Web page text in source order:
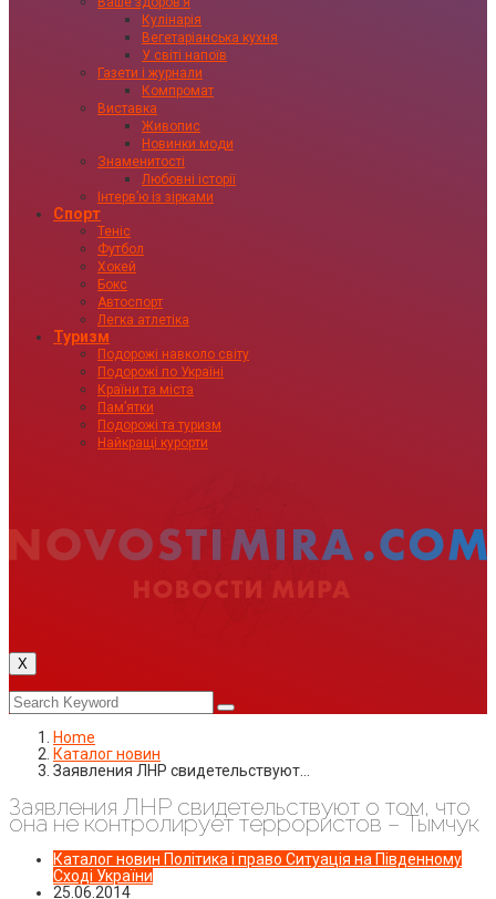
Кулінарія
Вегетаріанська кухня
У світі напоїв
Газети і журнали
Компромат
Виставка
Живопис
Новинки моди
Знаменитості
Любовні історії
Інтервʼю із зірками
Спорт
Теніс
Футбол
Хокей
Бокс
Автоспорт
Легка атлетіка
Туризм
Подорожі навколо світу
Подорожі по Україні
Країни та міста
Пам’ятки
Подорожі та туризм
Найкращі курорти
X
Home
Каталог новин
Заявления ЛНР свидетельствуют…
Заявления ЛНР свидетельствуют о том, что
она не контролирует террористов – Тымчук
Каталог новин Політика і право Ситуація на Південному
Сході України
25.06.2014